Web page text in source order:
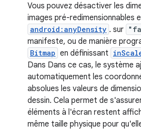
Vous pouvez désactiver les
images pré-redimensionnables
android:anyDensity . sur
manifeste, ou de manière
Bitmap en définissant
Dans Dans ce cas, le système
automatiquement les
absolues les valeurs de
dessin. Cela permet de
éléments à l'écran restent
même taille physique pour